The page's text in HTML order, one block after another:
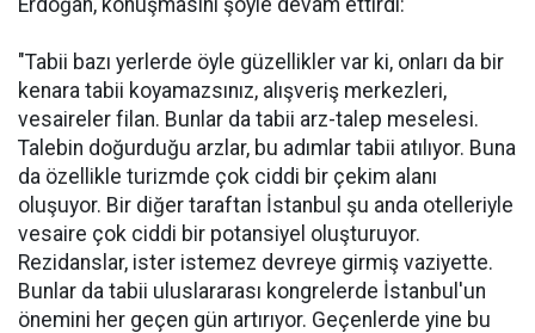
Erdoğan, konuşmasını şöyle devam ettirdi:
"Tabii bazı yerlerde öyle güzellikler var ki, onları da bir
kenara tabii koyamazsınız, alışveriş merkezleri,
vesaireler filan. Bunlar da tabii arz-talep meselesi.
Talebin doğurduğu arzlar, bu adımlar tabii atılıyor. Buna
da özellikle turizmde çok ciddi bir çekim alanı
oluşuyor. Bir diğer taraftan İstanbul şu anda otelleriyle
vesaire çok ciddi bir potansiyel oluşturuyor.
Rezidanslar, ister istemez devreye girmiş vaziyette.
Bunlar da tabii uluslararası kongrelerde İstanbul'un
önemini her geçen gün artırıyor. Geçenlerde yine bu